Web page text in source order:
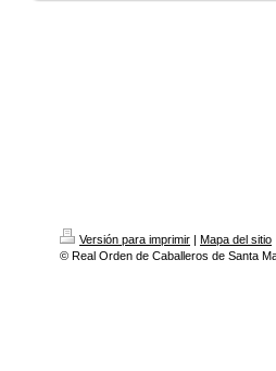
Versión para imprimir | Mapa del sitio
© Real Orden de Caballeros de Santa